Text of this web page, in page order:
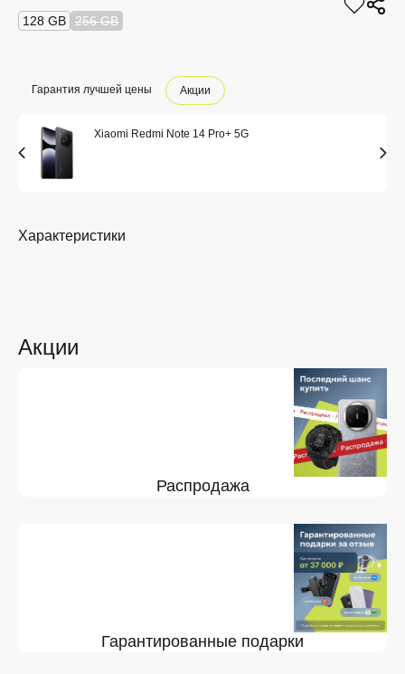
128 GB 256 GB
Гарантия лучшей цены Акции
Xiaomi Redmi Note 14 Pro+ 5G
Акции
Распродажа
Гарантированные подарки
Характеристики